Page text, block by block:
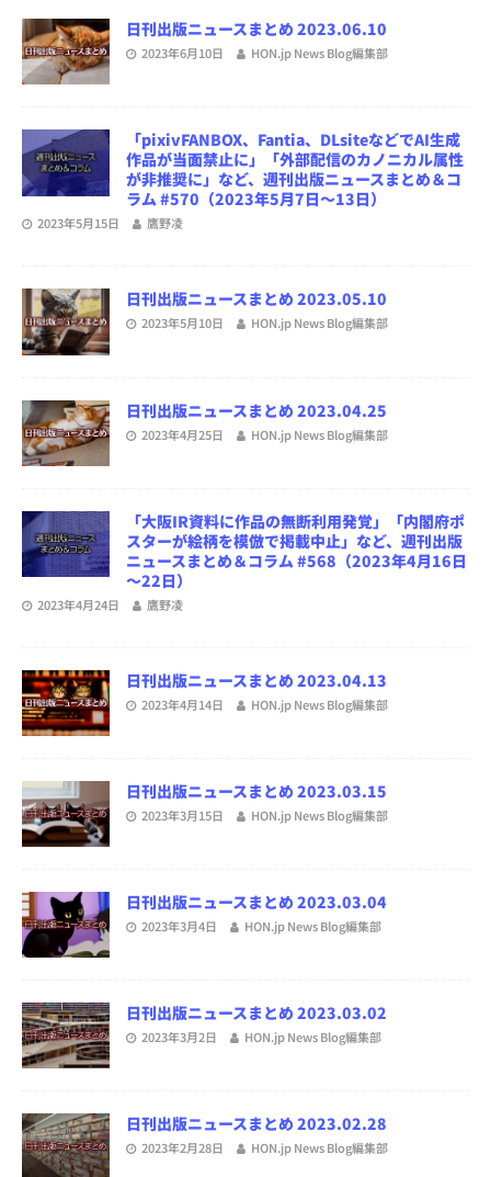
日刊出版ニュースまとめ 2023.06.10
2023年6月10日 HON.jp News Blog編集部
「pixivFANBOX、Fantia、DLsiteなどでAI生成
作品が当面禁止に」「外部配信のカノニカル属性
が非推奨に」など、週刊出版ニュースまとめ＆コ
ラム #570（2023年5月7日～13日）
2023年5月15日 鷹野凌
日刊出版ニュースまとめ 2023.05.10
2023年5月10日 HON.jp News Blog編集部
日刊出版ニュースまとめ 2023.04.25
2023年4月25日 HON.jp News Blog編集部
「大阪IR資料に作品の無断利用発覚」「内閣府ポ
スターが絵柄を模倣で掲載中止」など、週刊出版
ニュースまとめ＆コラム #568（2023年4月16日
～22日）
2023年4月24日 鷹野凌
日刊出版ニュースまとめ 2023.04.13
2023年4月14日 HON.jp News Blog編集部
日刊出版ニュースまとめ 2023.03.15
2023年3月15日 HON.jp News Blog編集部
日刊出版ニュースまとめ 2023.03.04
2023年3月4日 HON.jp News Blog編集部
日刊出版ニュースまとめ 2023.03.02
2023年3月2日 HON.jp News Blog編集部
日刊出版ニュースまとめ 2023.02.28
2023年2月28日 HON.jp News Blog編集部